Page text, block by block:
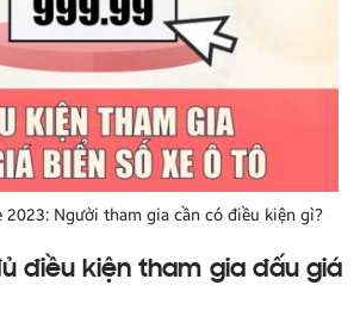
2023: Người tham gia cần có điều kiện gì?
điều kiện tham gia đấu giá